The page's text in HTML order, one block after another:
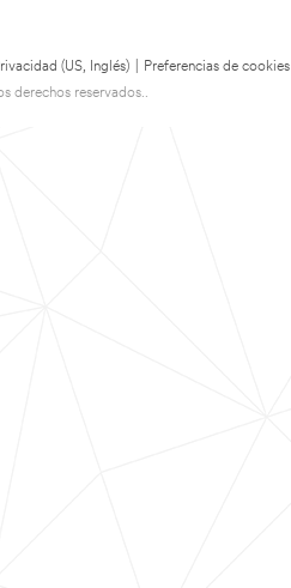
(US, Inglés)
Preferencias de cookies
derechos reservados..